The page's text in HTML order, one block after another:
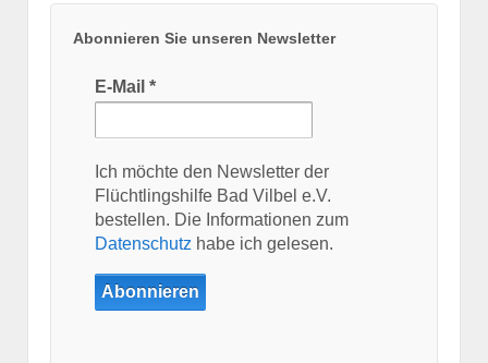
Abonnieren Sie unseren Newsletter
E-Mail *
Ich möchte den Newsletter der
Flüchtlingshilfe Bad Vilbel e.V.
bestellen. Die Informationen zum
Datenschutz habe ich gelesen.